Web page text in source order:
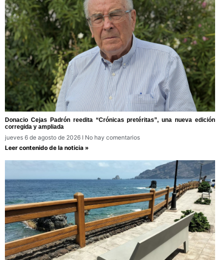
Donacio Cejas Padrón reedita “Crónicas pretéritas”, una nueva edición
corregida y ampliada
jueves 6 de agosto de 2026
No hay comentarios
Leer contenido de la noticia »